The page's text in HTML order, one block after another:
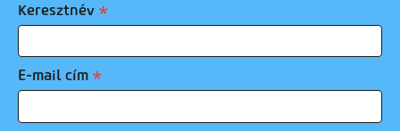
Keresztnév
E-mail cím